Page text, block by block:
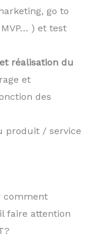
go to
) et test
réalisation du
et
des
produit / service
comment
faire attention